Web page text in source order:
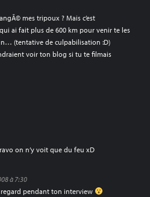
mes tripoux ? Mais c’est
ai fait plus de 600 km pour venir te les
(tentative de culpabilisation :D)
voir ton blog si tu te filmais
on n’y voit que du feu xD
à 7:30
pendant ton interview